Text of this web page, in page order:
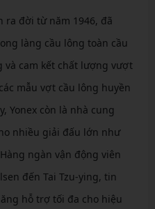
ra đời từ năm 1946, đã
làng cầu lông toàn cầu
cam kết chất lượng vượt
mẫu vợt cầu lông huyền
Yonex còn là nhà cung
nhiều giải đấu lớn như
ngàn vận động viên
đến Tai Tzu-ying, tin
hỗ trợ tối đa cho hiệu